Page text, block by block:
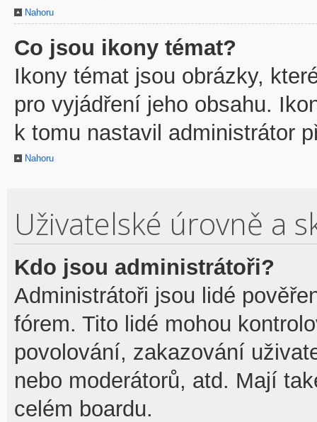
Nahoru
Co jsou ikony témat?
Ikony témat jsou obrázky,
pro vyjádření jeho obsahu.
k tomu nastavil administrátor
Nahoru
Uživatelské úrovně a
Kdo jsou administrátoři?
Administrátoři jsou lidé
fórem. Tito lidé mohou
povolování, zakazování
nebo moderátorů, atd. Mají
celém boardu.